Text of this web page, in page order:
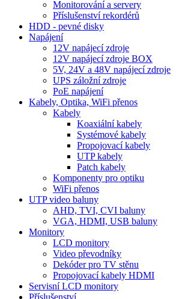
Monitorování a servery
Příslušenství rekordérů
HDD - pevné disky
Napájení
12V napájecí zdroje
12V napájecí zdroje BOX
5V, 24V a 48V napájecí zdroje
UPS záložní zdroje
PoE napájení
Kabely, Optika, WiFi přenos
Kabely
Koaxiální kabely
Systémové kabely
Propojovací kabely
UTP kabely
Patch kabely
Komponenty pro optiku
WiFi přenos
UTP video baluny
AHD, TVI, CVI baluny
VGA, HDMI, USB baluny
Monitory
LCD monitory
Video převodníky
Dekóder pro TV stěnu
Propojovací kabely HDMI
Servisní LCD monitory